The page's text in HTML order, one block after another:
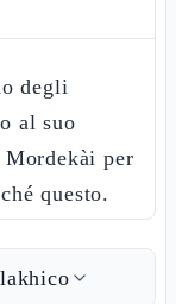
degli
al suo
per
questo.